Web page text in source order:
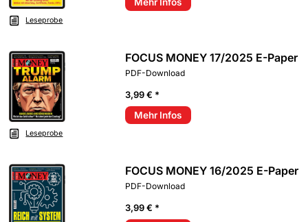
Leseprobe
Leseprobe
FOCUS MONEY 17/2025 E-Paper
PDF-Download
3,99 € *
Mehr Infos
FOCUS MONEY 16/2025 E-Paper
PDF-Download
3,99 € *